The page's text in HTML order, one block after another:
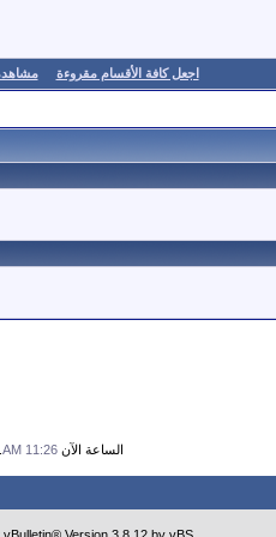
اجعل كافة الأقسام مقروءة
الساعة الآن 11:26 AM